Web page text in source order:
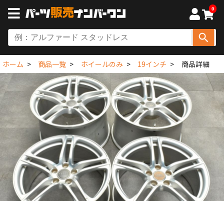
0
ホーム 商品一覧 ホイールのみ 19インチ 商品詳細